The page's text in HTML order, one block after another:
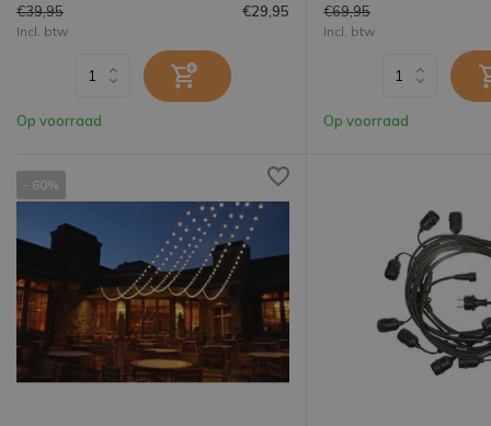
€39,95 €29,95
Incl. btw
Op voorraad
€69,95
Incl. btw
Op voorraad
- 60%